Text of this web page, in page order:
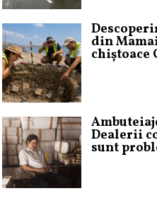
din
chiștoace
Dealerii
sunt